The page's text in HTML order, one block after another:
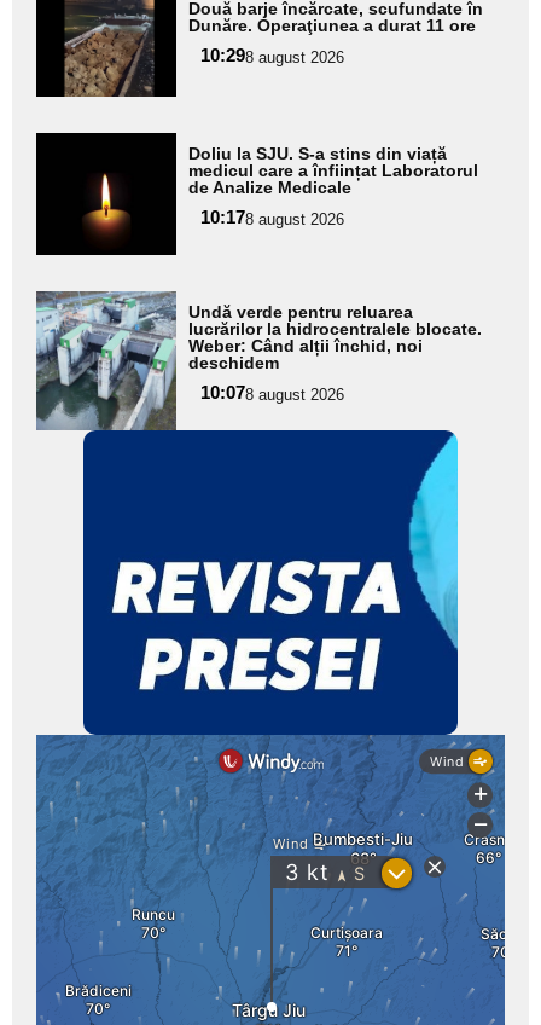
aici textul
pentru
subtitlu
Două barje încărcate, scufundate în
Dunăre. Operaţiunea a durat 11 ore
10:298 august 2026
aici textul
pentru
subtitlu
Doliu la SJU. S-a stins din viață
medicul care a înființat Laboratorul
de Analize Medicale
10:178 august 2026
Adaugă
aici textul
pentru
subtitlu
Undă verde pentru reluarea
lucrărilor la hidrocentralele blocate.
Weber: Când alții închid, noi
deschidem
10:078 august 2026